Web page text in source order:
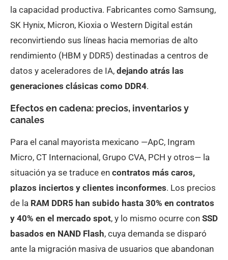
la capacidad productiva. Fabricantes como Samsung,
SK Hynix, Micron, Kioxia o Western Digital están
reconvirtiendo sus líneas hacia memorias de alto
rendimiento (HBM y DDR5) destinadas a centros de
datos y aceleradores de IA, dejando atrás las
generaciones clásicas como DDR4.
Efectos en cadena: precios, inventarios y
canales
Para el canal mayorista mexicano —ApC, Ingram
Micro, CT Internacional, Grupo CVA, PCH y otros— la
situación ya se traduce en contratos más caros,
plazos inciertos y clientes inconformes. Los precios
de la RAM DDR5 han subido hasta 30% en contratos
y 40% en el mercado spot, y lo mismo ocurre con SSD
basados en NAND Flash, cuya demanda se disparó
ante la migración masiva de usuarios que abandonan